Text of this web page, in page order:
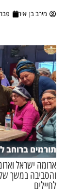
השבוע
מקומית
עסקים
מירב בן יאיר פברואר
תורמים ברוחב
ארומה ישראל
והסביבה במשך
לחיילים